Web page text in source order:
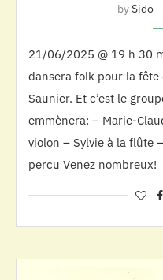
bySido
21/06/2025 @ 19 h 30
dansera folk pour la
Saunier. Et c’est le
emmènera: – Marie-
violon – Sylvie à la flûte
percu Venez nombreux!